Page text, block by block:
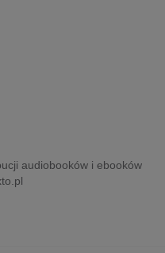
audiobooków i ebooków